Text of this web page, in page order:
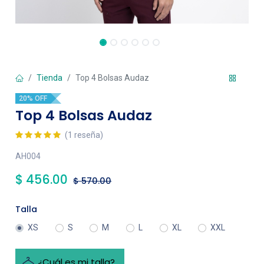
Tienda Top 4 Bolsas Audaz
20% OFF
Top 4 Bolsas Audaz
(1 reseña)
AH004
$ 456.00 $570.00
Talla
XS S M XL XXL